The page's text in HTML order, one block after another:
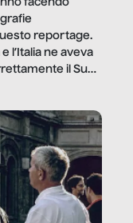
facendo
reportage.
l’Italia ne aveva
il Sud